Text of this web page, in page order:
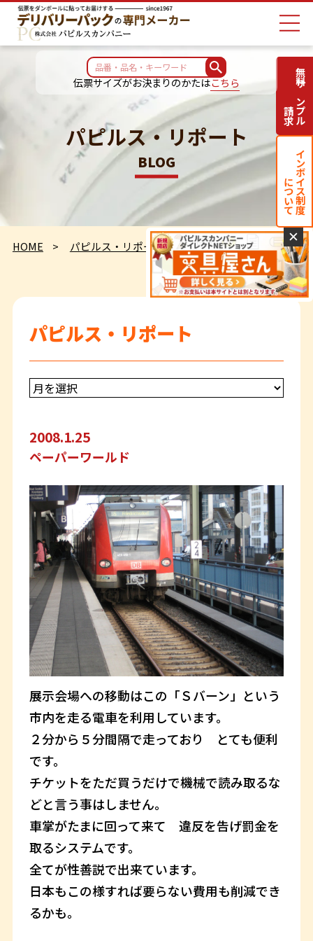
伝票サイズがお決まりのかたはこちら
パピルス・リポート
BLOG
HOME パピルス・リポート ペーパーワールド
パピルス・リポート
2008.1.25
ペーパーワールド
展示会場への移動はこの「Ｓバーン」という
市内を走る電車を利用しています。
２分から５分間隔で走っており とても便利
です。
チケットをただ買うだけで機械で読み取るな
どと言う事はしません。
車掌がたまに回って来て 違反を告げ罰金を
取るシステムです。
全てが性善説で出来ています。
日本もこの様すれば要らない費用も削減でき
るかも。
無料サンプル
請求
インボイス制度
について
✕